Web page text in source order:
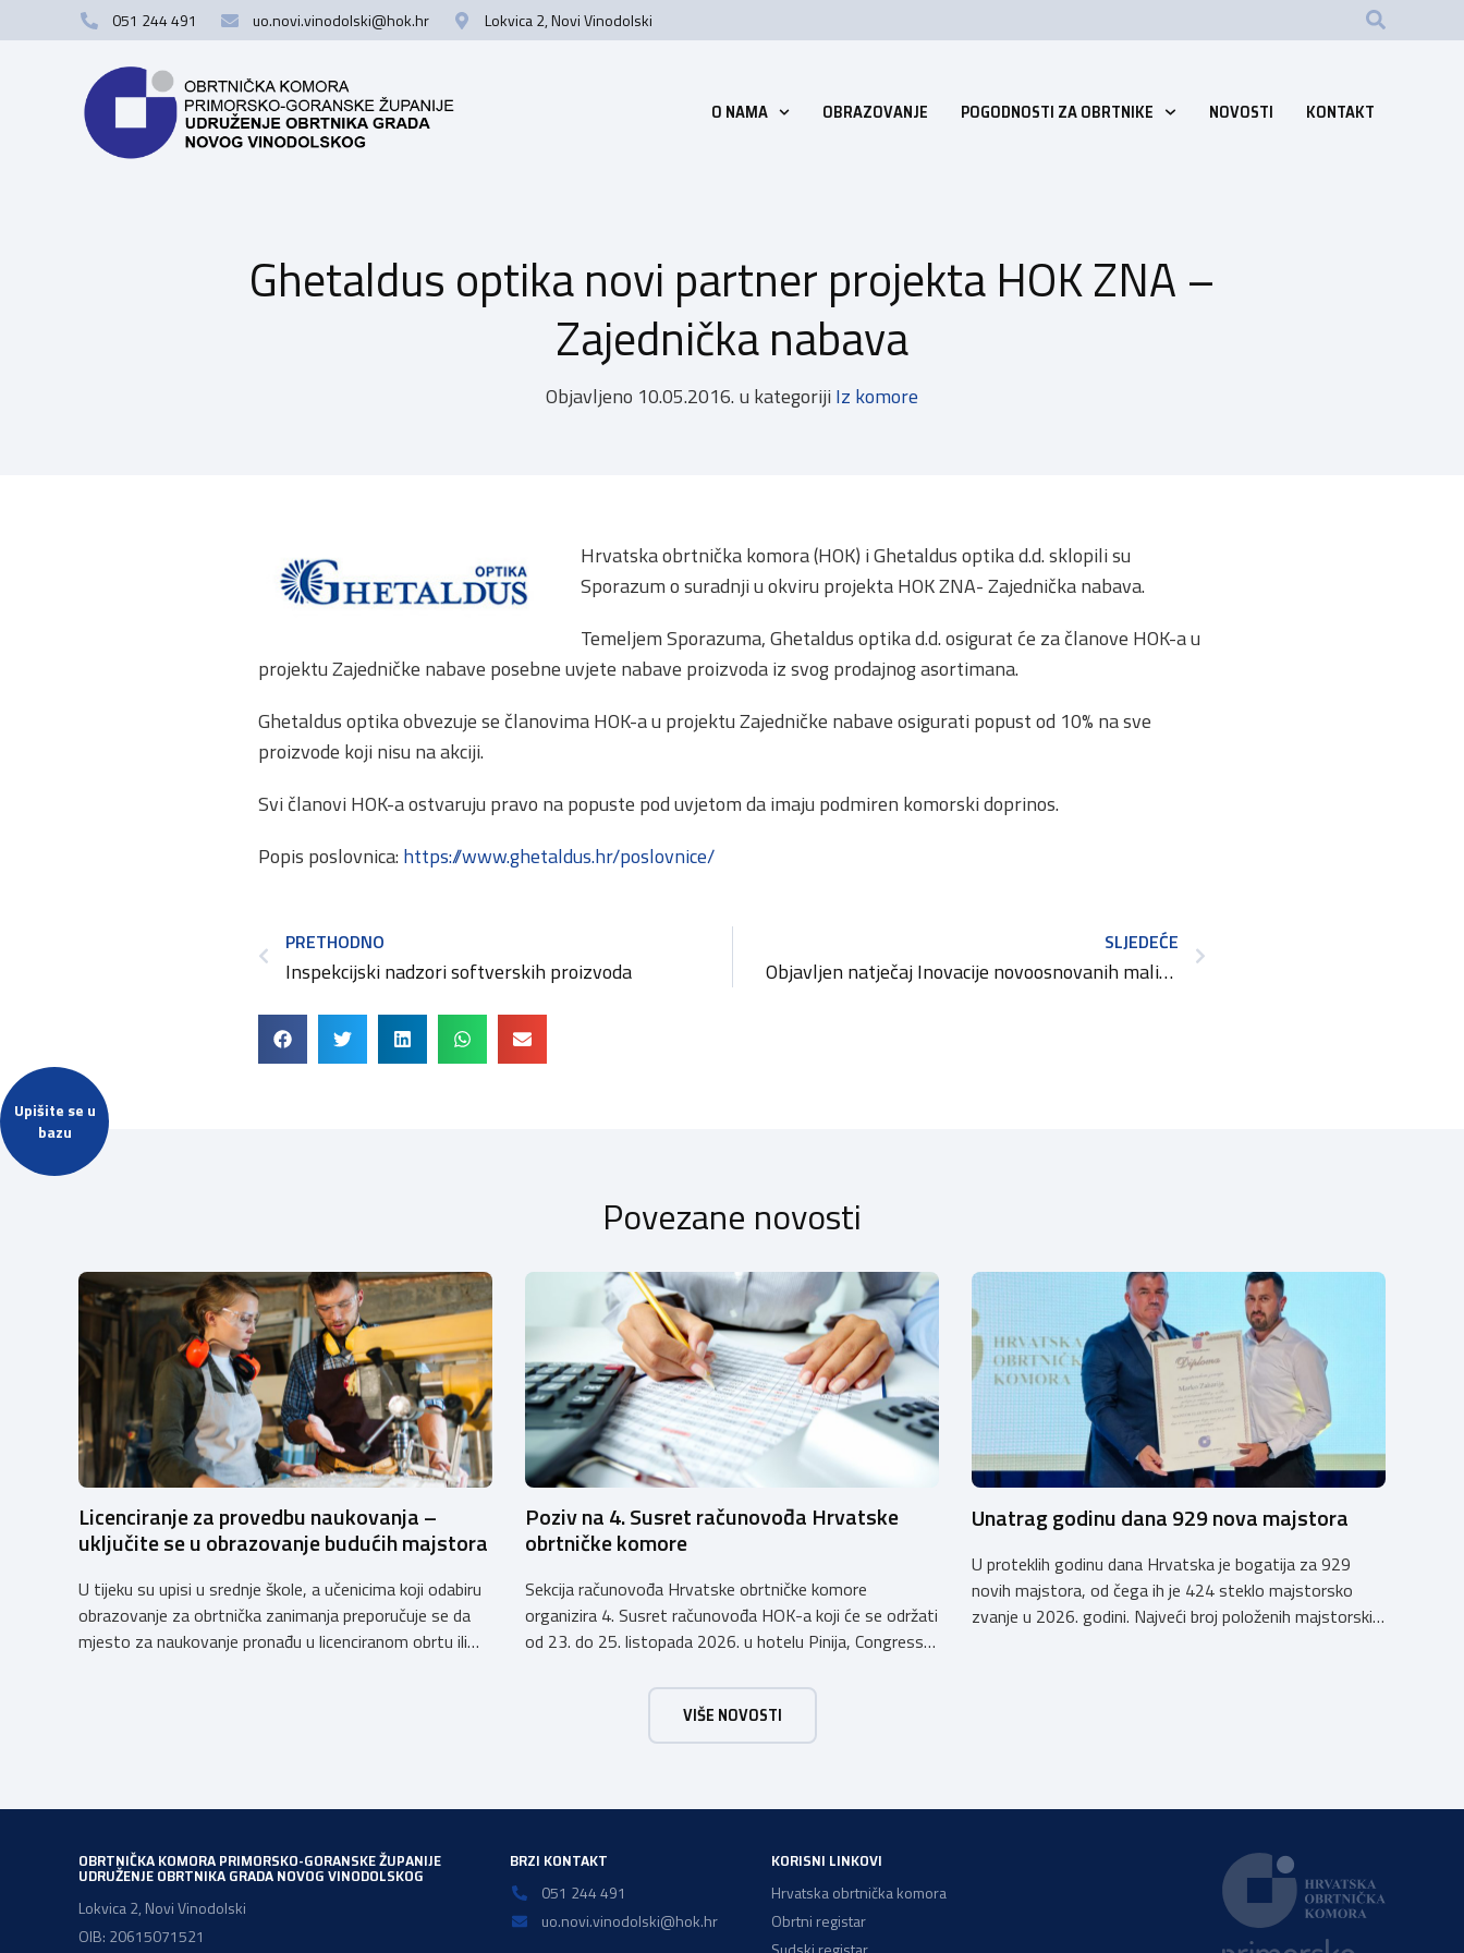
Upišite se u
bazu
051 244 491 uo.novi.vinodolski@hok.hr Lokvica 2, Novi Vinodolski
O NAMA OBRAZOVANJE POGODNOSTI ZA OBRTNIKE NOVOSTI KONTAKT
Ghetaldus optika novi partner projekta HOK ZNA –
Zajednička nabava
Objavljeno 10.05.2016. u kategoriji Iz komore
Hrvatska obrtnička komora (HOK) i Ghetaldus optika d.d. sklopili su
Sporazum o suradnji u okviru projekta HOK ZNA- Zajednička nabava.
Temeljem Sporazuma, Ghetaldus optika d.d. osigurat će za članove HOK-a u
projektu Zajedničke nabave posebne uvjete nabave proizvoda iz svog prodajnog asortimana.
Ghetaldus optika obvezuje se članovima HOK-a u projektu Zajedničke nabave osigurati popust od 10% na sve
proizvode koji nisu na akciji.
Svi članovi HOK-a ostvaruju pravo na popuste pod uvjetom da imaju podmiren komorski doprinos.
Popis poslovnica: https://www.ghetaldus.hr/poslovnice/
PRETHODNO
Inspekcijski nadzori softverskih proizvoda
SLJEDEĆE
Objavljen natječaj Inovacije novoosnovanih malih i srednjih poduzeća
Povezane novosti
Licenciranje za provedbu naukovanja –
uključite se u obrazovanje budućih majstora
U tijeku su upisi u srednje škole, a učenicima koji odabiru
obrazovanje za obrtnička zanimanja preporučuje se da
mjesto za naukovanje pronađu u licenciranom obrtu ili
Poziv na 4. Susret računovođa Hrvatske
obrtničke komore
Sekcija računovođa Hrvatske obrtničke komore
organizira 4. Susret računovođa HOK-a koji će se održati
od 23. do 25. listopada 2026. u hotelu Pinija, Congress
otvoren u petak, 23. listopada 2026. u
poslijepodnevnim, uz uvodno predavanje i pozdrav
domaćina. Tijekom subote, 24. listopada, održavat će se
Unatrag godinu dana 929 nova majstora
U proteklih godinu dana Hrvatska je bogatija za 929
novih majstora, od čega ih je 424 steklo majstorsko
zvanje u 2026. godini. Najveći broj položenih majstorskih
VIŠE NOVOSTI
OBRTNIČKA KOMORA PRIMORSKO-GORANSKE ŽUPANIJE
UDRUŽENJE OBRTNIKA GRADA NOVOG VINODOLSKOG
Lokvica 2, Novi Vinodolski
OIB: 20615071521
BRZI KONTAKT
051 244 491
uo.novi.vinodolski@hok.hr
KORISNI LINKOVI
Hrvatska obrtnička komora
Obrtni registar